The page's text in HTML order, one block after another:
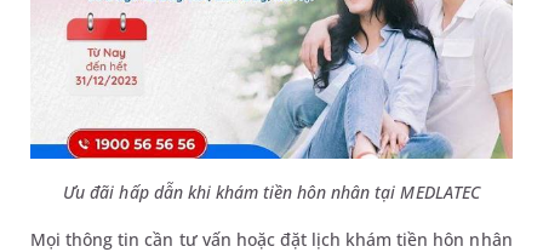
Ưu đãi hấp dẫn khi khám tiền hôn nhân tại MEDLATEC
Mọi thông tin cần tư vấn hoặc đặt lịch khám tiền hôn nhân